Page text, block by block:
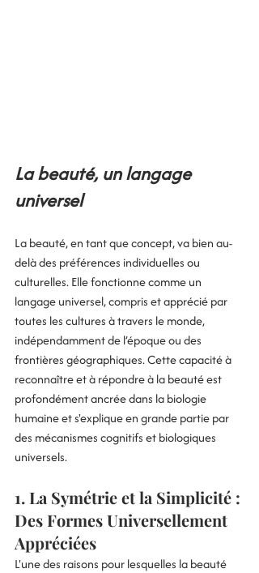
La beauté, un langage
universel
La beauté, en tant que concept, va bien au-
delà des préférences individuelles ou
culturelles. Elle fonctionne comme un
langage universel, compris et apprécié par
toutes les cultures à travers le monde,
indépendamment de l’époque ou des
frontières géographiques. Cette capacité à
reconnaître et à répondre à la beauté est
profondément ancrée dans la biologie
humaine et s'explique en grande partie par
des mécanismes cognitifs et biologiques
universels.
1. La Symétrie et la Simplicité :
Des Formes Universellement
Appréciées
L'une des raisons pour lesquelles la beauté